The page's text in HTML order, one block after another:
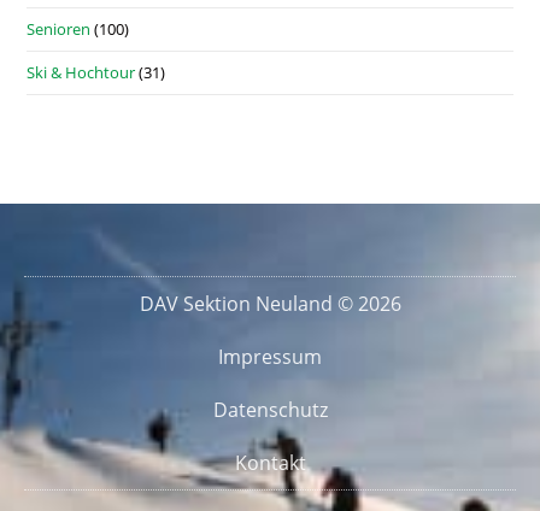
Senioren (100)
Ski & Hochtour(31)
DAV Sektion Neuland © 2026
Impressum
Datenschutz
Kontakt